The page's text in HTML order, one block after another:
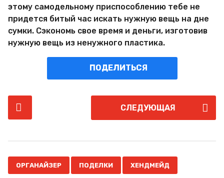
этому самодельному приспособлению тебе не
придется битый час искать нужную вещь на дне
сумки. Сэкономь свое время и деньги, изготовив
нужную вещь из ненужного пластика.
ПОДЕЛИТЬСЯ
o
P
СЛЕДУЮЩАЯ
ОРГАНАЙЗЕР ПОДЕЛКИ ХЕНДМЕЙД